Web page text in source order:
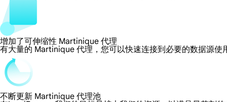
增加了可伸缩性 Martinique 代理
有大量的 Martinique 代理，您可以快速连接到必要的数据源
不断更新 Martinique 代理池